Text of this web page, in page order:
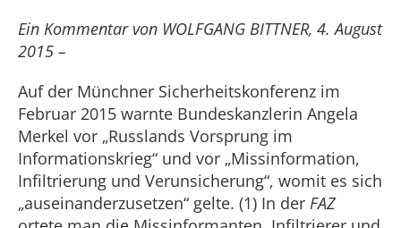
Ein Kommentar von WOLFGANG BITTNER, 4. August
2015 –
Auf der Münchner Sicherheitskonferenz im
Februar 2015 warnte Bundeskanzlerin Angela
Merkel vor „Russlands Vorsprung im
Informationskrieg“ und vor „Missinformation,
Infiltrierung und Verunsicherung“, womit es sich
„auseinanderzusetzen“ gelte. (1) In der FAZ